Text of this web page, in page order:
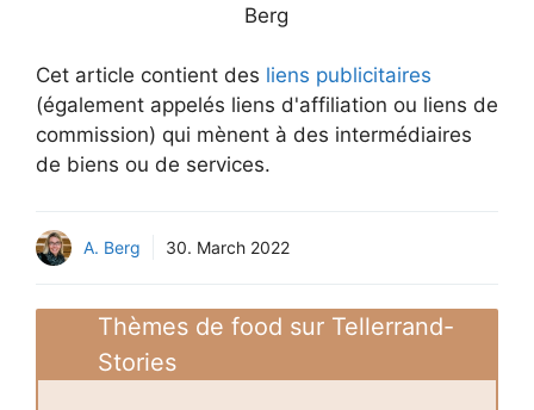
Berg
Cet article contient des liens publicitaires
(également appelés liens d'affiliation ou liens de
commission) qui mènent à des intermédiaires
de biens ou de services.
A. Berg 30. March 2022
Thèmes de food sur Tellerrand-
Stories